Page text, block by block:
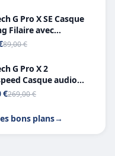
G Pro X SE Casque
Filaire avec
Micro
89,00 €
G Pro X 2
Casque audio
€269,00 €
bons plans→